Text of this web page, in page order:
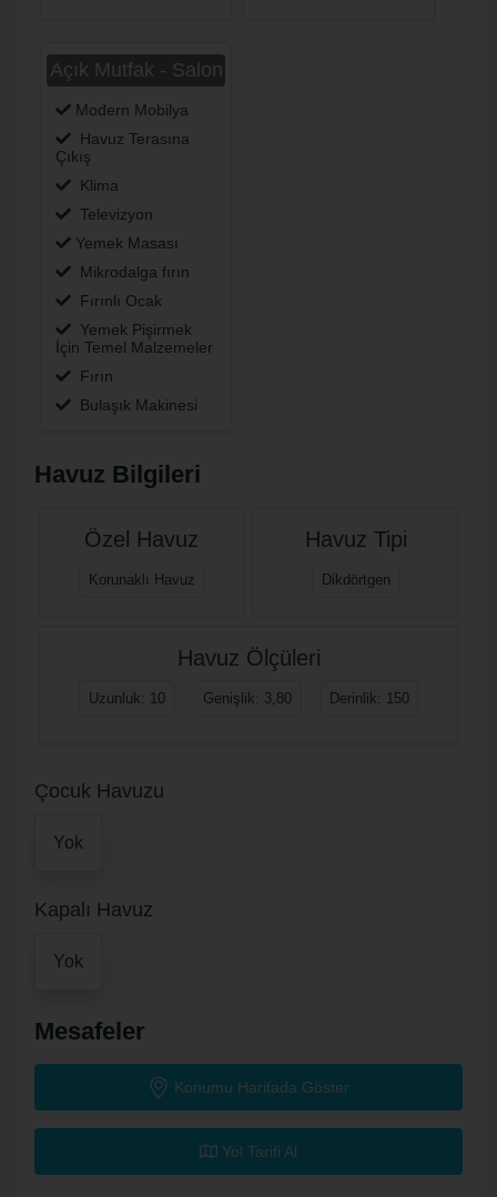
Açık Mutfak - Salon
Modern Mobilya
Havuz Terasına
Çıkış
Klima
Televizyon
Yemek Masası
Mikrodalga fırın
Fırınlı Ocak
Yemek Pişirmek
İçin Temel Malzemeler
Fırın
Bulaşık Makinesi
Havuz Bilgileri
Özel Havuz
Korunaklı Havuz
Havuz Tipi
Dikdörtgen
Havuz Ölçüleri
Uzunluk: 10 Genişlik: 3,80 Derinlik: 150
Çocuk Havuzu
Yok
Kapalı Havuz
Yok
Mesafeler
Konumu Haritada Göster
Yol Tarifi Al